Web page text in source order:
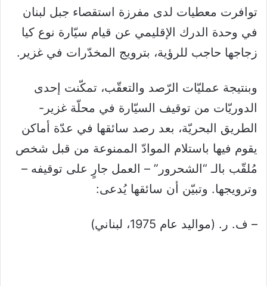
توافرت معطيات لدى مفرزة استقصاء جبل لبنان
في وحدة الدرك الإقليمي عن قيام سيّارة نوع كيا
زجاجها حاجب للرؤية، بترويج المخدّرات في غزير.
وبنتيجة عمليّات الرّصد والتعقّب، تمكّنت إحدى
الدوريّات من توقيف السيّارة في محلّة غزير-
الطريق البحريّة، بعد رصد سائقها في عدّة أماكن
يقوم فيها باستلام الموادّ الممنوعة من قبل شخص
مُلقّب بالـ “الشحرور” – العمل جارٍ على توقيفه –
وترويجها. وتبيّن أن سائقها يُدعى:
– ف. ر. (مواليد عام 1975، لبناني)